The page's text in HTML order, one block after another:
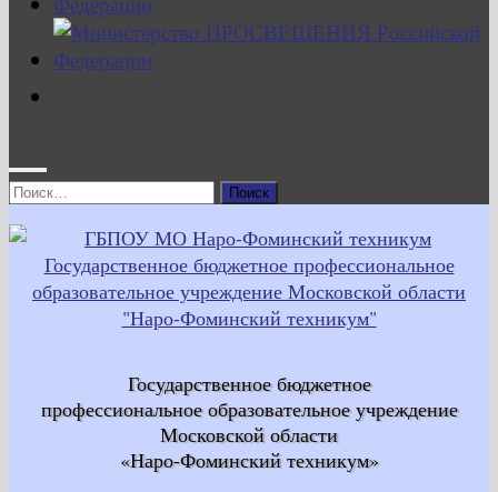
Найти:
Государственное бюджетное
профессиональное образовательное учреждение
Московской области
«Наро-Фоминский техникум»